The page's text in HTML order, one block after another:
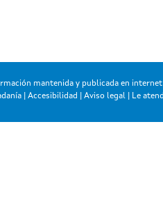
mantenida y publicada en
| Accesibilidad Aviso legal| Le